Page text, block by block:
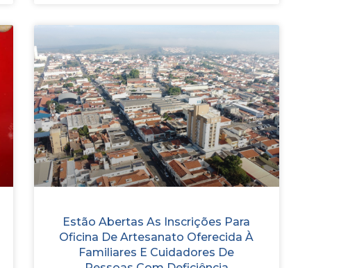
Estão Abertas As Inscrições Para
Oficina De Artesanato Oferecida À
Familiares E Cuidadores De